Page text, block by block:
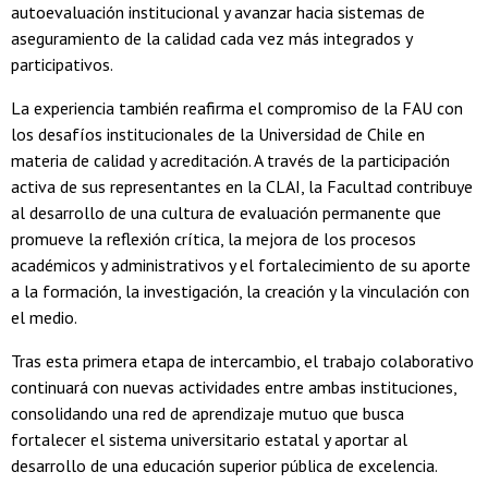
autoevaluación institucional y avanzar hacia sistemas de
aseguramiento de la calidad cada vez más integrados y
participativos.
La experiencia también reafirma el compromiso de la FAU con
los desafíos institucionales de la Universidad de Chile en
materia de calidad y acreditación. A través de la participación
activa de sus representantes en la CLAI, la Facultad contribuye
al desarrollo de una cultura de evaluación permanente que
promueve la reflexión crítica, la mejora de los procesos
académicos y administrativos y el fortalecimiento de su aporte
a la formación, la investigación, la creación y la vinculación con
el medio.
Tras esta primera etapa de intercambio, el trabajo colaborativo
continuará con nuevas actividades entre ambas instituciones,
consolidando una red de aprendizaje mutuo que busca
fortalecer el sistema universitario estatal y aportar al
desarrollo de una educación superior pública de excelencia.